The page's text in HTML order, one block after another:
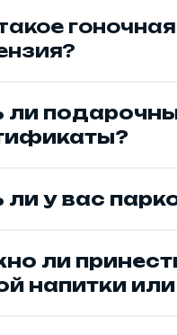
гоночная
ли
ли у вас
ли
напитки